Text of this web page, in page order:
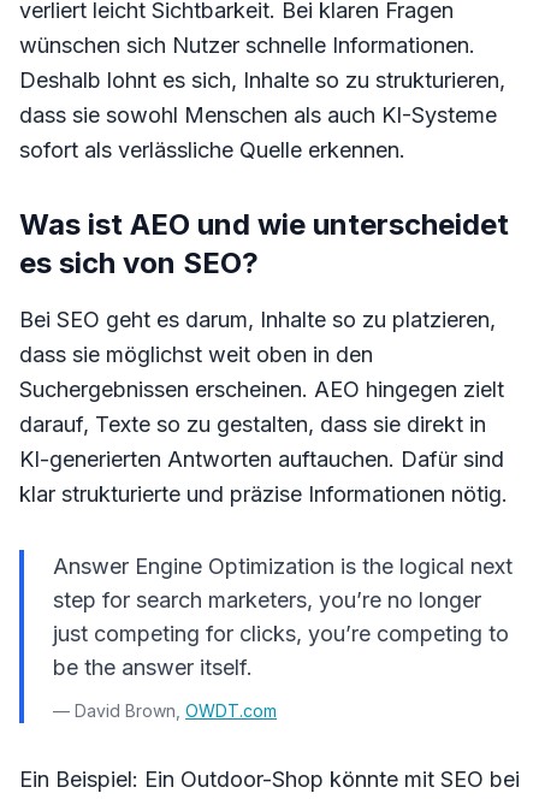
verliert leicht Sichtbarkeit. Bei klaren Fragen
wünschen sich Nutzer schnelle Informationen.
Deshalb lohnt es sich, Inhalte so zu strukturieren,
dass sie sowohl Menschen als auch KI-Systeme
sofort als verlässliche Quelle erkennen.
Was ist AEO und wie unterscheidet
es sich von SEO?
Bei SEO geht es darum, Inhalte so zu platzieren,
dass sie möglichst weit oben in den
Suchergebnissen erscheinen. AEO hingegen zielt
darauf, Texte so zu gestalten, dass sie direkt in
KI-generierten Antworten auftauchen. Dafür sind
klar strukturierte und präzise Informationen nötig.
Answer Engine Optimization is the logical next
step for search marketers, you’re no longer
just competing for clicks, you’re competing to
be the answer itself.
— David Brown, OWDT.com
Ein Beispiel: Ein Outdoor-Shop könnte mit SEO bei